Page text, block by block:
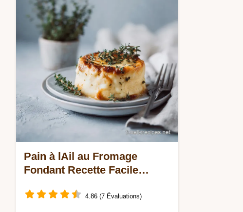
Pain à lAil au Fromage
Fondant Recette Facile
4.86 (7 Évaluations)